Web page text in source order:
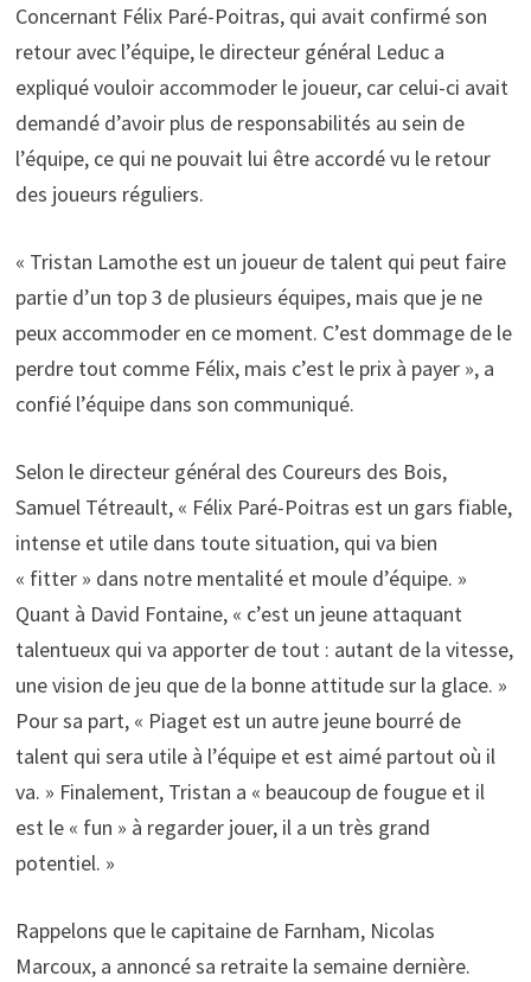
Concernant Félix Paré-Poitras, qui avait confirmé son
retour avec l’équipe, le directeur général Leduc a
expliqué vouloir accommoder le joueur, car celui-ci avait
demandé d’avoir plus de responsabilités au sein de
l’équipe, ce qui ne pouvait lui être accordé vu le retour
des joueurs réguliers.
« Tristan Lamothe est un joueur de talent qui peut faire
partie d’un top 3 de plusieurs équipes, mais que je ne
peux accommoder en ce moment. C’est dommage de le
perdre tout comme Félix, mais c’est le prix à payer », a
confié l’équipe dans son communiqué.
Selon le directeur général des Coureurs des Bois,
Samuel Tétreault, « Félix Paré-Poitras est un gars fiable,
intense et utile dans toute situation, qui va bien
« fitter » dans notre mentalité et moule d’équipe. »
Quant à David Fontaine, « c’est un jeune attaquant
talentueux qui va apporter de tout : autant de la vitesse,
une vision de jeu que de la bonne attitude sur la glace. »
Pour sa part, « Piaget est un autre jeune bourré de
talent qui sera utile à l’équipe et est aimé partout où il
va. » Finalement, Tristan a « beaucoup de fougue et il
est le « fun » à regarder jouer, il a un très grand
potentiel. »
Rappelons que le capitaine de Farnham, Nicolas
Marcoux, a annoncé sa retraite la semaine dernière.